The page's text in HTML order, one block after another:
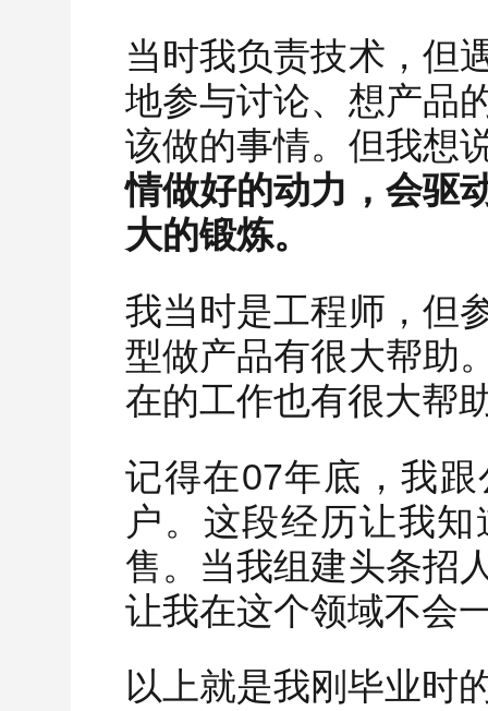
当时我负责技术，但
地参与讨论、想产品
该做的事情。但我想
情做好的动力，会驱
大的锻炼。
我当时是工程师，但
型做产品有很大帮助
在的工作也有很大帮
记得在07年底，我
户。这段经历让我
售。当我组建头条招
让我在这个领域不会
以上就是我刚毕业时